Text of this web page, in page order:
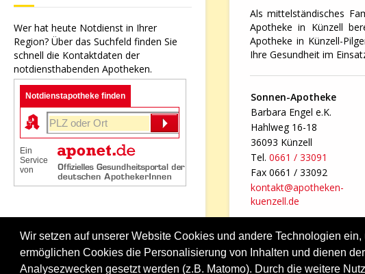
Wir setzen auf unserer Website Cookies und andere Technologien
ermöglichen Cookies die Personalisierung von Inhalten und dienen
Analysezwecken gesetzt werden (z.B. Matomo). Durch die weitere
Wer hat heute Notdienst in Ihrer
Region? Über das Suchfeld finden Sie
schnell die Kontaktdaten der
notdiensthabenden Apotheken.
Notdienstapotheke finden
Ein
Service
von
Als mittelständisches
Apotheke in Künzell
Apotheke in Künzell-
Ihre Gesundheit im
Sonnen-Apotheke
Barbara Engel e.K.
Hahlweg 16-18
36093 Künzell
Tel. 0661 / 33091
Fax 0661 / 33092
kontakt@apotheken-
kuenzell.de